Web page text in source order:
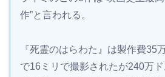
作”と言われる。
『死霊のはらわた』は製作費35
で16ミリで撮影されたが240万ド